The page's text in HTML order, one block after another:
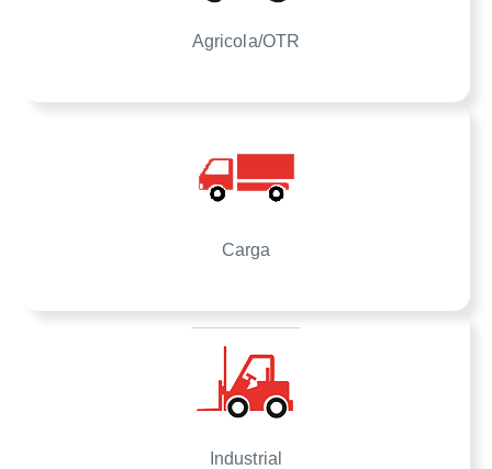
Agricola/OTR
Carga
Industrial